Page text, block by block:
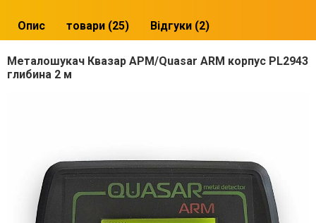
Опис товари (25) Відгуки (2)
Металошукач Квазар АРМ/Quasar ARM корпус PL2943
глибина 2 м